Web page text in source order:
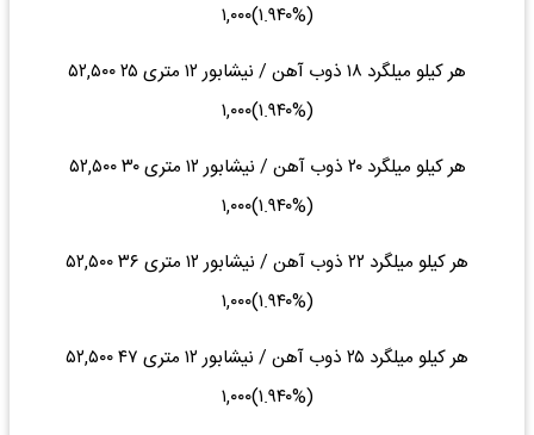
(‎۱.۹۴۰%‌)‎۱,۰۰۰‌
هر کیلو میلگرد ۱۸ ذوب آهن / نیشابور ۱۲ متری ۲۵ ۵۲,۵۰۰
(‎۱.۹۴۰%‌)‎۱,۰۰۰‌
هر کیلو میلگرد ۲۰ ذوب آهن / نیشابور ۱۲ متری ۳۰ ۵۲,۵۰۰
(‎۱.۹۴۰%‌)‎۱,۰۰۰‌
هر کیلو میلگرد ۲۲ ذوب آهن / نیشابور ۱۲ متری ۳۶ ۵۲,۵۰۰
(‎۱.۹۴۰%‌)‎۱,۰۰۰‌
هر کیلو میلگرد ۲۵ ذوب آهن / نیشابور ۱۲ متری ۴۷ ۵۲,۵۰۰
(‎۱.۹۴۰%‌)‎۱,۰۰۰‌